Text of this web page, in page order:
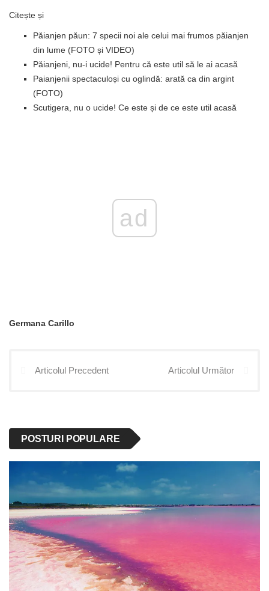
Citește și
Păianjen păun: 7 specii noi ale celui mai frumos păianjen
din lume (FOTO și VIDEO)
Păianjeni, nu-i ucide! Pentru că este util să le ai acasă
Paianjenii spectaculoși cu oglindă: arată ca din argint
(FOTO)
Scutigera, nu o ucide! Ce este și de ce este util acasă
ad
Germana Carillo
Articolul Precedent Articolul Următor
POSTURI POPULARE